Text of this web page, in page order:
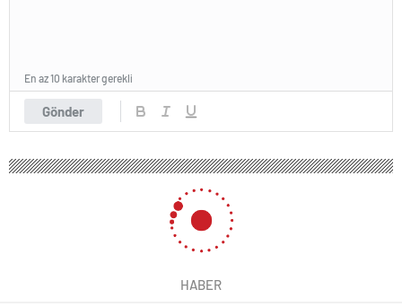
Gönder
En az 10 karakter gerekli
HABER